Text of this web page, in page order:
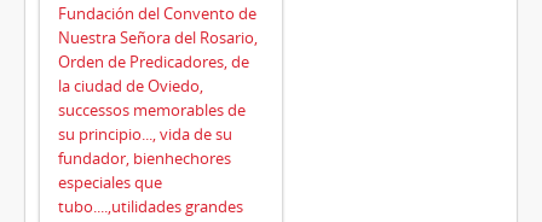
Fundación del Convento de
Nuestra Señora del Rosario,
Orden de Predicadores, de
la ciudad de Oviedo,
successos memorables de
su principio..., vida de su
fundador, bienhechores
especiales que
tubo....,utilidades grandes